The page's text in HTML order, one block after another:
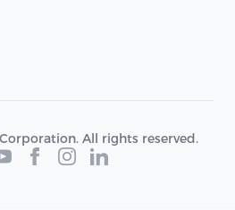
All rights reserved.